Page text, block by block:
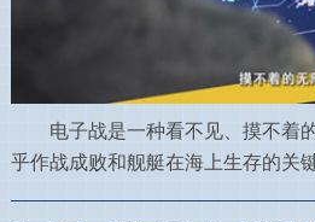
电子战是一种看不见、摸不着
乎作战成败和舰艇在海上生存的关键